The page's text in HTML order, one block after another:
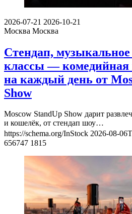
2026-07-21 2026-10-21
Москва Москва
Стендап, музыкальное
классы — комедийная
на каждый день от
Show
Moscow StandUp Show дарит
и кошелёк, от стендап шоу…
https://schema.org/InStock 2026-08-
656747 1815